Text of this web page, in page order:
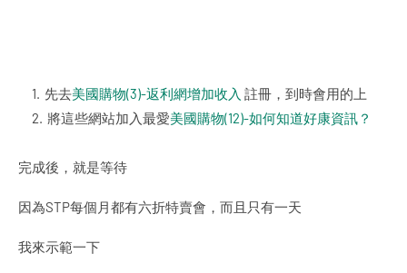
先去美國購物(3)-返利網增加收入 註冊，到時會用的上
將這些網站加入最愛美國購物(12)-如何知道好康資訊？
完成後，就是等待
因為STP每個月都有六折特賣會，而且只有一天
我來示範一下